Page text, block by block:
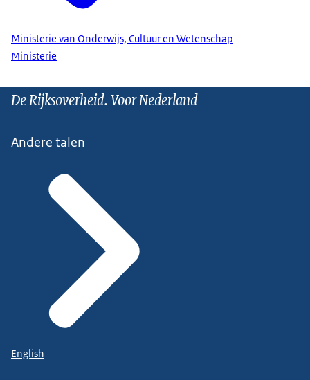
Ministerie van Onderwijs, Cultuur en Wetenschap
Ministerie
De Rijksoverheid. Voor Nederland
Andere talen
English